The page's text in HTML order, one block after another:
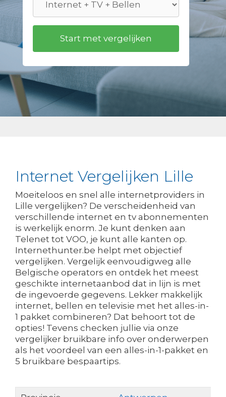
Internet Vergelijken Lille
Moeiteloos en snel alle internetproviders in
Lille vergelijken? De verscheidenheid van
verschillende internet en tv abonnementen
is werkelijk enorm. Je kunt denken aan
Telenet tot VOO, je kunt alle kanten op.
Internethunter.be helpt met objectief
vergelijken. Vergelijk eenvoudigweg alle
Belgische operators en ontdek het meest
geschikte internetaanbod dat in lijn is met
de ingevoerde gegevens. Lekker makkelijk
internet, bellen en televisie met het alles-in-
1 pakket combineren? Dat behoort tot de
opties! Tevens checken jullie via onze
vergelijker bruikbare info over onderwerpen
als het voordeel van een alles-in-1-pakket en
5 bruikbare bespaartips.